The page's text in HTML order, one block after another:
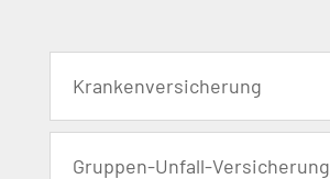
Krankenversicherung
Gruppen-Unfall-Versicherung